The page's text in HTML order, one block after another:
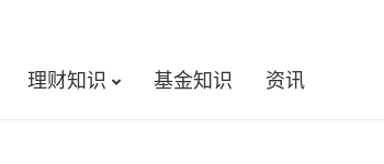
理财知识 基金知识 资讯